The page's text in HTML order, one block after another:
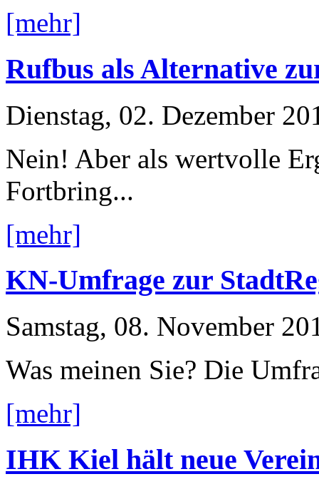
[mehr]
Rufbus als Alternative
Dienstag, 02. Dezember
Nein! Aber als wertvolle
Fortbring...
[mehr]
KN-Umfrage zur
Samstag, 08. November
Was meinen Sie? Die
[mehr]
IHK Kiel hält neue